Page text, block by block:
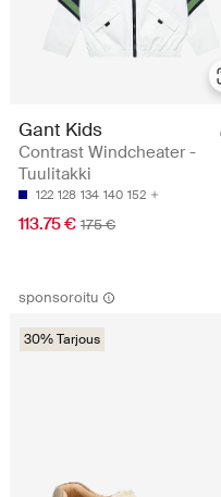
Gant Kids
Contrast Windcheater -
Tuulitakki
122 128 134 140 152
113.75 € 175 €
sponsoroitu
30% Tarjous